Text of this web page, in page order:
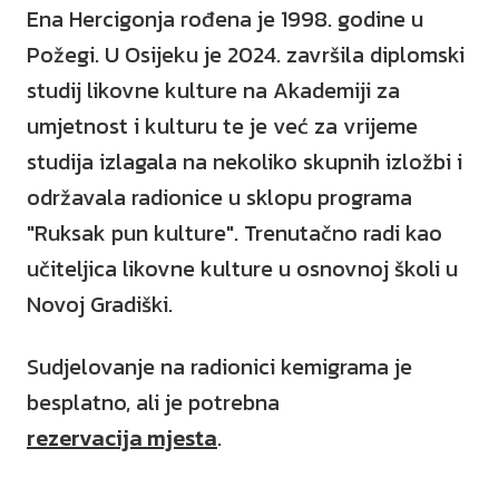
Ena Hercigonja rođena je 1998. godine u
Požegi. U Osijeku je 2024. završila diplomski
studij likovne kulture na Akademiji za
umjetnost i kulturu te je već za vrijeme
studija izlagala na nekoliko skupnih izložbi i
održavala radionice u sklopu programa
"Ruksak pun kulture". Trenutačno radi kao
učiteljica likovne kulture u osnovnoj školi u
Novoj Gradiški.
Sudjelovanje na radionici kemigrama je
besplatno, ali je potrebna
rezervacija mjesta.